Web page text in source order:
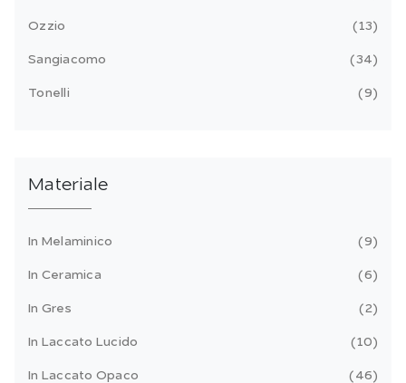
Ozzio 13
Sangiacomo 34
Tonelli 9
Materiale
In Melaminico 9
In Ceramica 6
In Gres 2
In Laccato Lucido 10
In Laccato Opaco 46